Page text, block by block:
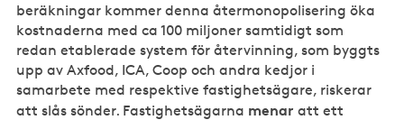
beräkningar kommer denna återmonopolisering öka
kostnaderna med ca 100 miljoner samtidigt som
redan etablerade system för återvinning, som byggts
upp av Axfood, ICA, Coop och andra kedjor i
samarbete med respektive fastighetsägare, riskerar
att slås sönder. Fastighetsägarna menar att ett